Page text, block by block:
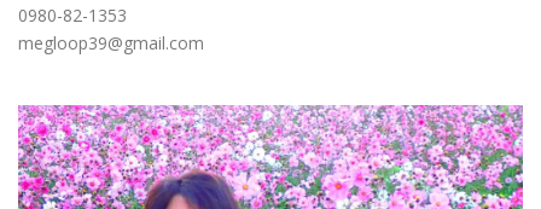
0980-82-1353
megloop39@gmail.com